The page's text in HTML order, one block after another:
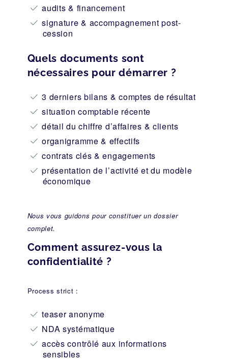
audits & financement
signature & accompagnement post-
cession
Quels documents sont
nécessaires pour démarrer ?
3 derniers bilans & comptes de résultat
situation comptable récente
détail du chiffre d’affaires & clients
organigramme & effectifs
contrats clés & engagements
présentation de l’activité et du modèle
économique
Nous vous guidons pour constituer un dossier
complet.
Comment assurez-vous la
confidentialité ?
Process strict :
teaser anonyme
NDA systématique
accès contrôlé aux informations
sensibles